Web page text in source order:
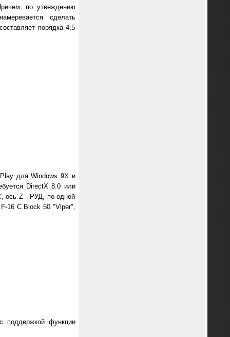
по утвеждению
сделать
порядка 4,5
для Windows 9X и
DirectX 8.0 или
ось Z - РУД, по одной
16 C Block 50 "Viper",
поддержкой функции